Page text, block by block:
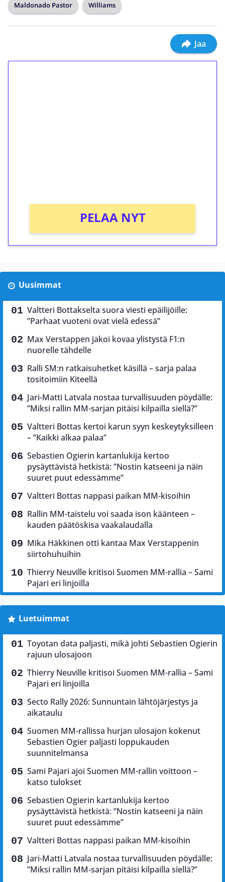
Maldonado Pastor Williams
Jaa
PELAA NYT
Uusimmat
Valtteri Bottakselta suora viesti epäilijöille:
”Parhaat vuoteni ovat vielä edessä”
Max Verstappen jakoi kovaa ylistystä F1:n
nuorelle tähdelle
Ralli SM:n ratkaisuhetket käsillä – sarja palaa
tositoimiin Kiteellä
Jari-Matti Latvala nostaa turvallisuuden pöydälle:
”Miksi rallin MM-sarjan pitäisi kilpailla siellä?”
Valtteri Bottas kertoi karun syyn keskeytyksilleen
– ”Kaikki alkaa palaa”
Sebastien Ogierin kartanlukija kertoo
pysäyttävistä hetkistä: ”Nostin katseeni ja näin
suuret puut edessämme”
Valtteri Bottas nappasi paikan MM-kisoihin
Rallin MM-taistelu voi saada ison käänteen –
kauden päätöskisa vaakalaudalla
Mika Häkkinen otti kantaa Max Verstappenin
siirtohuhuihin
Thierry Neuville kritisoi Suomen MM-rallia – Sami
Pajari eri linjoilla
Luetuimmat
Toyotan data paljasti, mikä johti Sebastien Ogierin
rajuun ulosajoon
Thierry Neuville kritisoi Suomen MM-rallia – Sami
Pajari eri linjoilla
Secto Rally 2026: Sunnuntain lähtöjärjestys ja
aikataulu
Suomen MM-rallissa hurjan ulosajon kokenut
Sebastien Ogier paljasti loppukauden
suunnitelmansa
Sami Pajari ajoi Suomen MM-rallin voittoon –
katso tulokset
Sebastien Ogierin kartanlukija kertoo
pysäyttävistä hetkistä: ”Nostin katseeni ja näin
suuret puut edessämme”
Valtteri Bottas nappasi paikan MM-kisoihin
Jari-Matti Latvala nostaa turvallisuuden pöydälle:
”Miksi rallin MM-sarjan pitäisi kilpailla siellä?”